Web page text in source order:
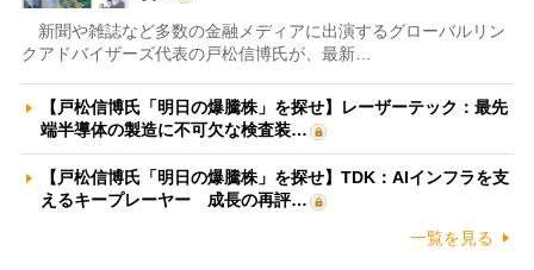
新聞や雑誌など多数の金融メディアに出演するグローバルリン
クアドバイザーズ代表の戸松信博氏が、最新…
【戸松信博氏「明日の爆騰株」を探せ】レーザーテック：最先
端半導体の製造に不可欠な検査装…
【戸松信博氏「明日の爆騰株」を探せ】TDK：AIインフラを支
えるキープレーヤー 成長の再評…
一覧を見る